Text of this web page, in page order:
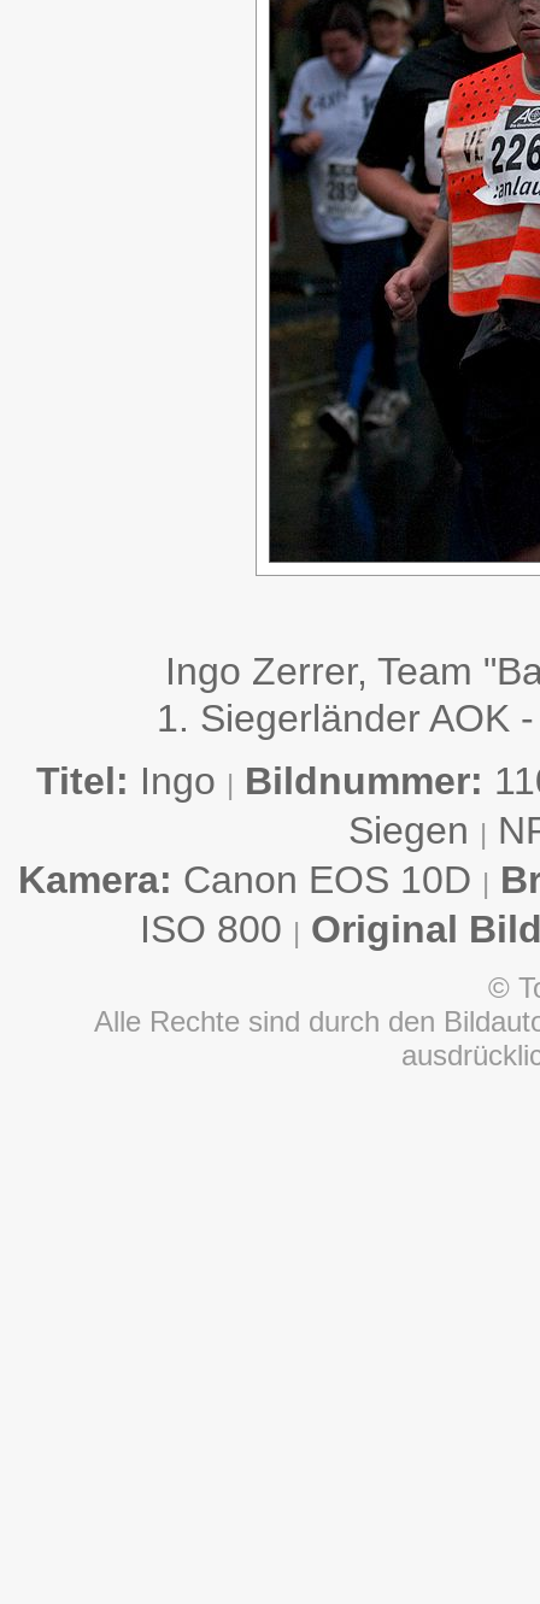
Ingo Zerrer, Team
1. Siegerländer AOK
Titel: Ingo | Bildnummer:
Siegen |
Kamera: Canon EOS 10D |
ISO 800 | Original
©
Alle Rechte sind durch den